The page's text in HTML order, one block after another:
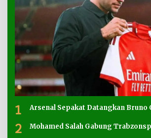
1 Arsenal Sepakat Datangkan Bruno
2 Mohamed Salah Gabung